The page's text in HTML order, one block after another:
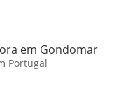
em Gondomar
Portugal